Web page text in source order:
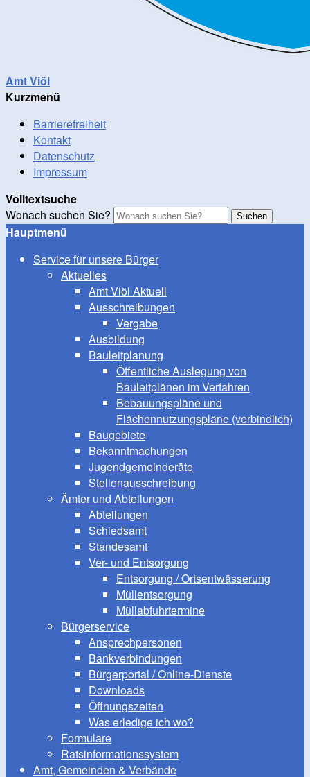
Amt Viöl
Kurzmenü
Barrierefreiheit
Kontakt
Datenschutz
Impressum
Volltextsuche
Wonach suchen Sie?
Suchen
Hauptmenü
Service für unsere Bürger
Aktuelles
Amt Viöl Aktuell
Ausschreibungen
Vergabe
Ausbildung
Bauleitplanung
Öffentliche Auslegung von
Bauleitplänen im Verfahren
Bebauungspläne und
Flächennutzungspläne (verbindlich)
Baugebiete
Bekanntmachungen
Jugendgemeinderäte
Stellenausschreibung
Ämter und Abteilungen
Abteilungen
Schiedsamt
Standesamt
Ver- und Entsorgung
Entsorgung / Ortsentwässerung
Müllentsorgung
Müllabfuhrtermine
Bürgerservice
Ansprechpersonen
Bankverbindungen
Bürgerportal / Online-Dienste
Downloads
Öffnungszeiten
Was erledige ich wo?
Formulare
Ratsinformationssystem
Amt, Gemeinden & Verbände